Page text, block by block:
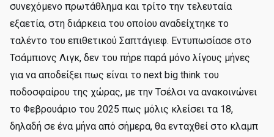
συνεχόμενο πρωτάθλημα και τρίτο την τελευταία
εξαετία, στη διάρκεια του οποίου αναδείχτηκε το
ταλέντο του επιθετικού Σαπτάγιεφ. Εντυπωσίασε στο
Τσάμπιονς Λιγκ, δεν του πήρε παρά μόνο λίγους μήνες
για να αποδείξει πως είναι το next big think του
ποδοσφαίρου της χώρας, με την Τσέλσι να ανακοινώνει
το Φεβρουάριο του 2025 πως μόλις κλείσει τα 18,
δηλαδή σε ένα μήνα από σήμερα, θα ενταχθεί στο κλαμπ